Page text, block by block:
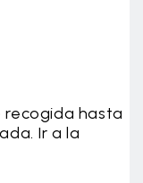
recogida hasta
Ir a la